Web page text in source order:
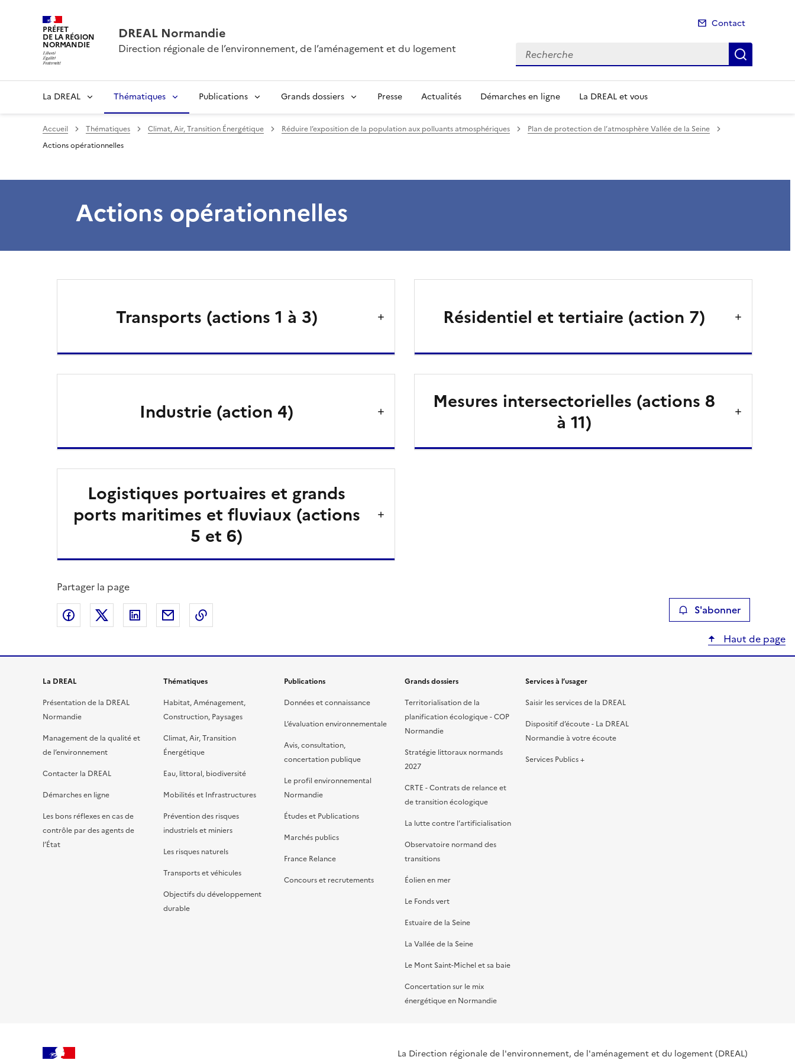
PRÉFET
DE LA RÉGION
NORMANDIE
DREAL Normandie
Direction régionale de l’environnement, de l’aménagement et du logement
Contact
Recherche
La DREAL Thématiques Publications Grands dossiers Presse Actualités Démarches en ligne La DREAL et vous
Accueil Thématiques Climat, Air, Transition Énergétique Réduire l’exposition de la population aux polluants atmosphériques
Plan de protection de l’atmosphère Vallée de la Seine
Actions opérationnelles
Actions opérationnelles
Transports (actions 1 à 3)
Industrie (action 4)
Logistiques portuaires et grands
ports maritimes et fluviaux (actions
5 et 6)
Résidentiel et tertiaire (action 7)
Mesures intersectorielles (actions 8
à 11)
Partager la page
Partager sur Facebook
Partager sur XPartager sur LinkedIn
Partager par email S'abonner
Haut de page
La DREAL
Présentation de la DREAL
Normandie
Management de la qualité et
de l’environnement
Contacter la DREAL
Démarches en ligne
Les bons réflexes en cas de
contrôle par des agents de
l’État
Thématiques
Habitat, Aménagement,
Construction, Paysages
Climat, Air, Transition
Énergétique
Eau, littoral, biodiversité
Mobilités et Infrastructures
Prévention des risques
industriels et miniers
Les risques naturels
Transports et véhicules
Objectifs du développement
durable
Publications
Données et connaissance
L’évaluation environnementale
Avis, consultation,
concertation publique
Le profil environnemental
Normandie
Études et Publications
Marchés publics
France Relance
Concours et recrutements
Grands dossiers
Territorialisation de la
planification écologique - COP
Normandie
Stratégie littoraux normands
2027
CRTE - Contrats de relance et
de transition écologique
La lutte contre l’artificialisation
Observatoire normand des
transitions
Éolien en mer
Le Fonds vert
Estuaire de la Seine
La Vallée de la Seine
Le Mont Saint-Michel et sa baie
Concertation sur le mix
énergétique en Normandie
Services à l’usager
Saisir les services de la DREAL
Dispositif d’écoute - La DREAL
Normandie à votre écoute
Services Publics +
La Direction régionale de l'environnement, de l'aménagement et du logement (DREAL)